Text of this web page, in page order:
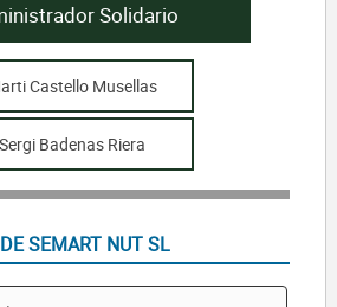
Solidario
Castello Musellas
Sergi Badenas Riera
SEMART NUT SL